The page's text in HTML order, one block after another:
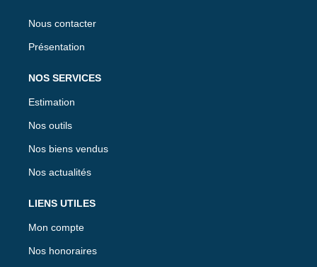
Nous contacter
Présentation
NOS SERVICES
Estimation
Nos outils
Nos biens vendus
Nos actualités
LIENS UTILES
Mon compte
Nos honoraires